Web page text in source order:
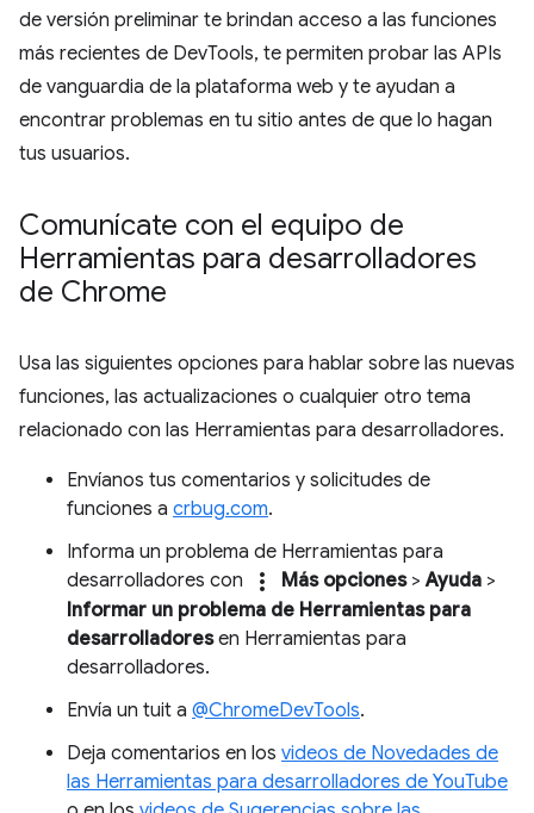
de versión preliminar te brindan acceso a las funciones
más recientes de DevTools, te permiten probar las APIs
de vanguardia de la plataforma web y te ayudan a
encontrar problemas en tu sitio antes de que lo hagan
tus usuarios.
Comunícate con el equipo de
Herramientas para desarrolladores
de Chrome
Usa las siguientes opciones para hablar sobre las nuevas
funciones, las actualizaciones o cualquier otro tema
relacionado con las Herramientas para desarrolladores.
Envíanos tus comentarios y solicitudes de
funciones a crbug.com.
Informa un problema de Herramientas para
desarrolladores con
more_vert Más opciones>Ayuda >
Informar un problema de Herramientas para
desarrolladoresen Herramientas para
desarrolladores.
Envía un tuit a @ChromeDevTools.
Deja comentarios en los videos de Novedades de
las Herramientas para desarrolladores de YouTube